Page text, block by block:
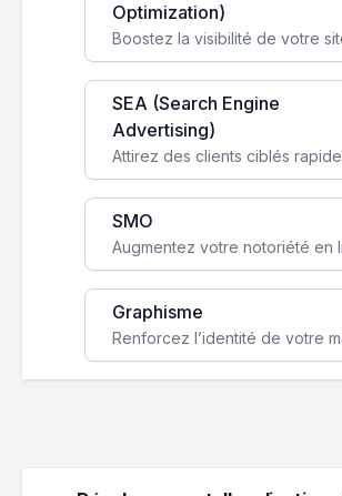
Optimization)
SEA (Search Engine
Advertising)
SMO
Graphisme